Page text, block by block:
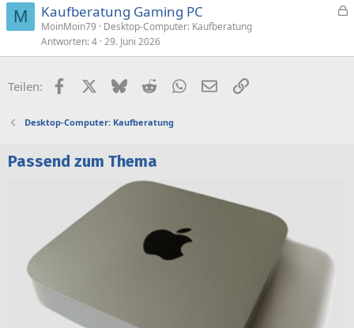
M
p
Kaufberatung Gaming PC
MoinMoin79
Desktop-Computer: Kaufberatung
Antworten 4 29. Juni 2026
Teilen: FacebookX (Twitter)
BlueskyRedditWhatsApp
E-MailLink
Desktop-Computer: Kaufberatung
Passend zum Thema